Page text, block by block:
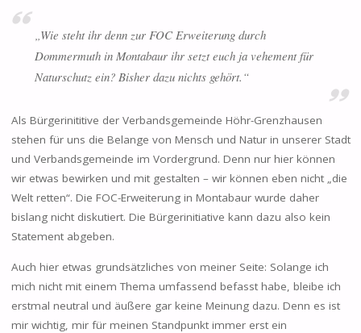
„Wie steht ihr denn zur FOC Erweiterung durch
Dommermuth in Montabaur ihr setzt euch ja vehement für
Naturschutz ein? Bisher dazu nichts gehört.“
Als Bürgerinititive der Verbandsgemeinde Höhr-Grenzhausen
stehen für uns die Belange von Mensch und Natur in unserer Stadt
und Verbandsgemeinde im Vordergrund. Denn nur hier können
wir etwas bewirken und mit gestalten – wir können eben nicht „die
Welt retten“. Die FOC-Erweiterung in Montabaur wurde daher
bislang nicht diskutiert. Die Bürgerinitiative kann dazu also kein
Statement abgeben.
Auch hier etwas grundsätzliches von meiner Seite: Solange ich
mich nicht mit einem Thema umfassend befasst habe, bleibe ich
erstmal neutral und äußere gar keine Meinung dazu. Denn es ist
mir wichtig, mir für meinen Standpunkt immer erst ein